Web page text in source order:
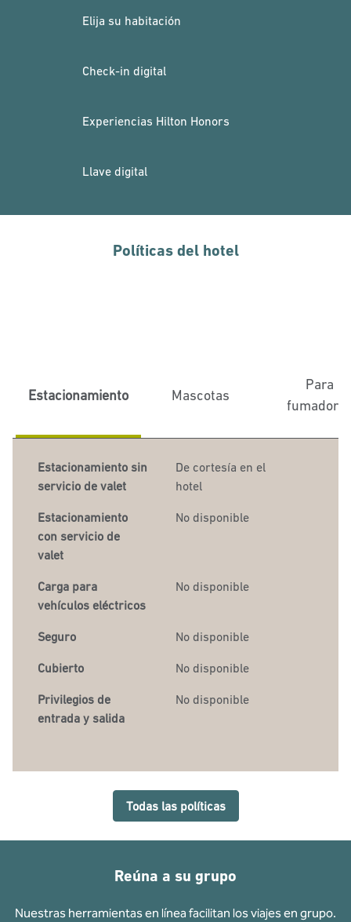
Elija su habitación
Check-in digital
Experiencias Hilton Honors
Llave digital
Políticas del hotel
Estacionamiento Mascotas
Para
Estacionamiento sin
servicio de valet
De cortesía en el
hotel
Estacionamiento
con servicio de
valet
No disponible
Carga para
vehículos eléctricos
No disponible
Seguro No disponible
Cubierto No disponible
Privilegios de
entrada y salida
No disponible
Todas las políticas
Reúna a su grupo
Nuestras herramientas en línea facilitan los viajes en grupo.